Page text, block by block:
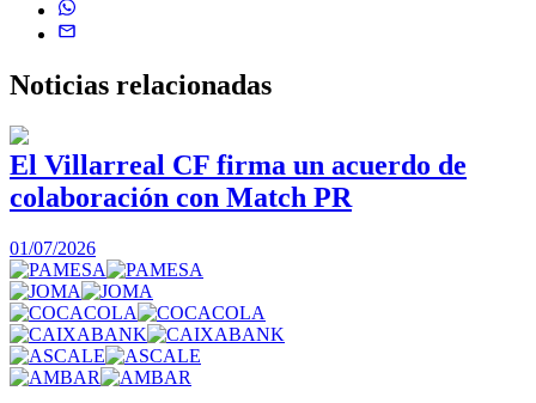
Noticias relacionadas
El Villarreal CF firma un acuerdo de
colaboración con Match PR
01/07/2026